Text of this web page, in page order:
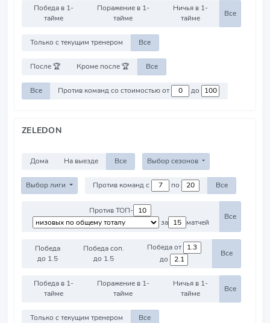
Победа в 1-
тайме
Поражение в 1-
тайме
Ничья в 1-
тайме
Все
Только с текущим тренером Все
После 🏆 Кроме после 🏆 Все
Все Против команд со стоимостью от до
ZELEDON
Дома На выезде Все Выбор сезонов
Выбор лиги Против команд с по Все
Против ТОП-
за
матчей
Все
Победа
до 1.5
Победа соп.
до 1.5
Победа от
до
Все
Победа в 1-
тайме
Поражение в 1-
тайме
Ничья в 1-
тайме
Все
Только с текущим тренером Все